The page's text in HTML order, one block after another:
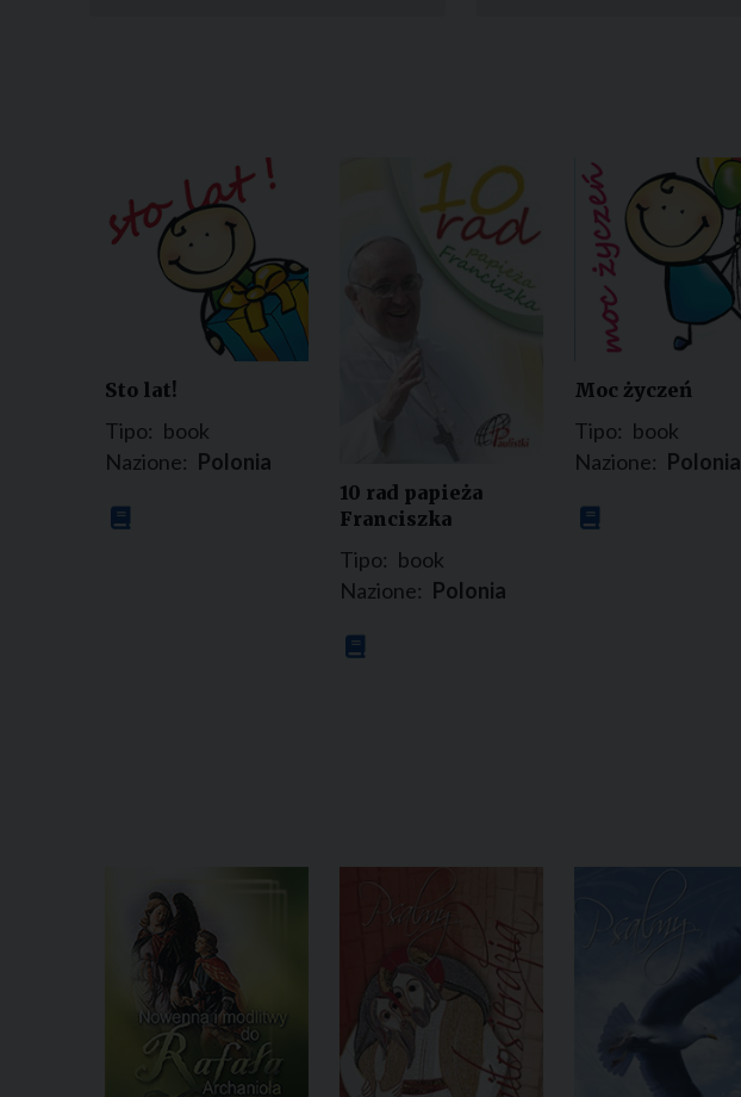
Sto lat!
Tipo: book
Nazione: Polonia
10 rad papieża
Franciszka
Tipo: book
Nazione: Polonia
Moc życzeń
Tipo: book
Nazione: Polonia